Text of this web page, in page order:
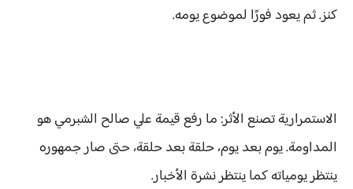
كنز. ثم يعود فورًا لموضوع يومه.
الاستمرارية تصنع الأثر: ما رفع قيمة علي صالح الشبرمي هو
المداومة. يوم بعد يوم، حلقة بعد حلقة، حتى صار جمهوره
ينتظر يومياته كما ينتظر نشرة الأخبار.